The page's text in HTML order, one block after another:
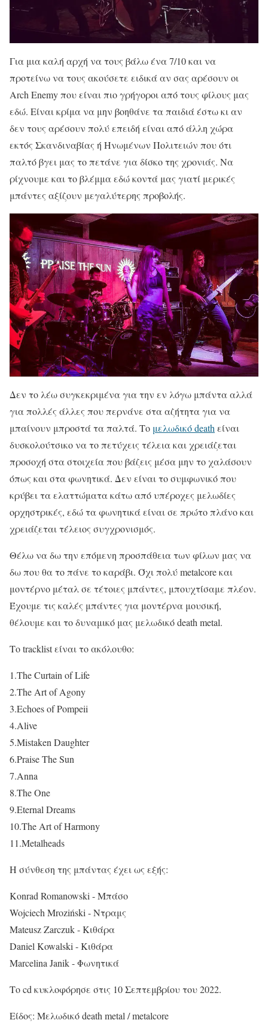
Για μια καλή αρχή να τους βάλω ένα 7/10 και να
προτείνω να τους ακούσετε ειδικά αν σας αρέσουν οι
Arch Enemy που είναι πιο γρήγοροι από τους φίλους μας
εδώ. Είναι κρίμα να μην βοηθάνε τα παιδιά έστω κι αν
δεν τους αρέσουν πολύ επειδή είναι από άλλη χώρα
εκτός Σκανδιναβίας ή Ηνωμένων Πολιτειών που ότι
παλτό βγει μας το πετάνε για δίσκο της χρονιάς. Να
ρίχνουμε και το βλέμμα εδώ κοντά μας γιατί μερικές
μπάντες αξίζουν μεγαλύτερης προβολής.
Δεν το λέω συγκεκριμένα για την εν λόγω μπάντα αλλά
για πολλές άλλες που περνάνε στα αζήτητα για να
μπαίνουν μπροστά τα παλτά. Το μελωδικό death είναι
δυσκολούτσικο να το πετύχεις τέλεια και χρειάζεται
προσοχή στα στοιχεία που βάζεις μέσα μην το χαλάσουν
όπως και στα φωνητικά. Δεν είναι το συμφωνικό που
κρύβει τα ελαττώματα κάτω από υπέροχες μελωδίες
ορχηστρικές, εδώ τα φωνητικά είναι σε πρώτο πλάνο και
χρειάζεται τέλειος συγχρονισμός.
Θέλω να δω την επόμενη προσπάθεια των φίλων μας να
δω που θα το πάνε το καράβι. Όχι πολύ metalcore και
μοντέρνο μέταλ σε τέτοιες μπάντες, μπουχτίσαμε πλέον.
Έχουμε τις καλές μπάντες για μοντέρνα μουσική,
θέλουμε και το δυναμικό μας μελωδικό death metal.
Το tracklist είναι το ακόλουθο:
1.The Curtain of Life
2.The Art of Agony
3.Echoes of Pompeii
4.Alive
5.Mistaken Daughter
6.Praise The Sun
7.Anna
8.The One
9.Eternal Dreams
10.The Art of Harmony
11.Metalheads
Η σύνθεση της μπάντας έχει ως εξής:
Konrad Romanowski - Μπάσο
Wojciech Mroziński - Ντραμς
Mateusz Zarczuk - Κιθάρα
Daniel Kowalski - Κιθάρα
Marcelina Janik - Φωνητικά
Το cd κυκλοφόρησε στις 10 Σεπτεμβρίου του 2022.
Είδος: Μελωδικό death metal / metalcore